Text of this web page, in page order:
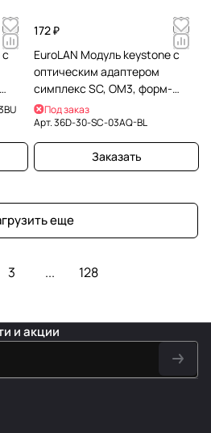
с
172 ₽
EuroLAN Модуль keystone с
оптическим адаптером
симплекс SC, OM3, форм-
фактор keystone черный,
адаптер бирюзовый
Под заказ
Арт.36D-30-SC-03AQ-BL
Заказать
еще
3 ... 128
и акции